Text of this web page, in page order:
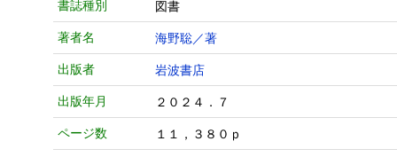
書誌種別 図書
著者名 海野聡／著
出版者 岩波書店
出版年月 ２０２４．７
ページ数 １１，３８０ｐ